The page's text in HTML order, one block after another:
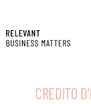
CREDITO